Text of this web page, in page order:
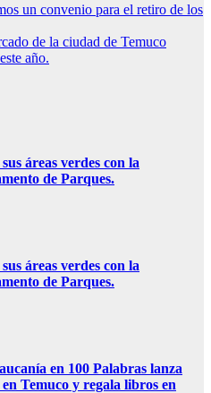
un convenio para el retiro de los
de la ciudad de Temuco
año.
áreas verdes con la
de Parques.
áreas verdes con la
de Parques.
en 100 Palabras lanza
Temuco y regala libros en